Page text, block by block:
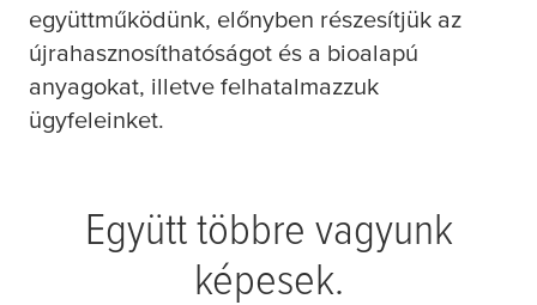
együttműködünk, előnyben részesítjük az
újrahasznosíthatóságot és a bioalapú
anyagokat, illetve felhatalmazzuk
ügyfeleinket.
Együtt többre vagyunk
képesek.​